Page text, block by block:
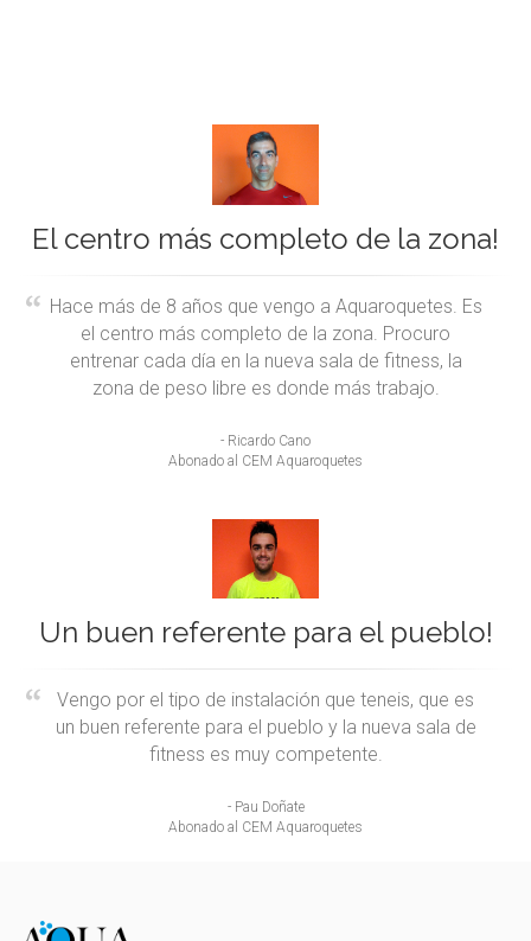
El centro más completo de la zona!
Hace más de 8 años que vengo a Aquaroquetes. Es
el centro más completo de la zona. Procuro
entrenar cada día en la nueva sala de fitness, la
zona de peso libre es donde más trabajo.
- Ricardo Cano
Abonado al CEM Aquaroquetes
Un buen referente para el pueblo!
Vengo por el tipo de instalación que teneis, que es
un buen referente para el pueblo y la nueva sala de
fitness es muy competente.
- Pau Doñate
Abonado al CEM Aquaroquetes